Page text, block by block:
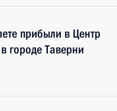
прибыли в Центр
городе Таверни